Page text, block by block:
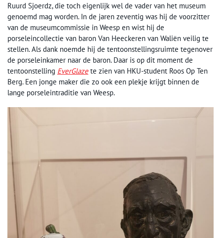
Ruurd Sjoerdz, die toch eigenlijk wel de vader van het museum
genoemd mag worden. In de jaren zeventig was hij de voorzitter
van de museumcommissie in Weesp en wist hij de
porseleincollectie van baron Van Heeckeren van Waliën veilig te
stellen. Als dank noemde hij de tentoonstellingsruimte tegenover
de porseleinkamer naar de baron. Daar is op dit moment de
tentoonstelling EverGlazete zien van HKU-student Roos Op Ten
Berg. Een jonge maker die zo ook een plekje krijgt binnen de
lange porseleintraditie van Weesp.